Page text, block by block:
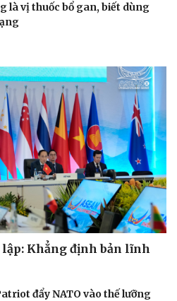
Podcast
Kể chuyện cho bé
Hạt giống tâm hồn
là vị thuốc bổ gan, biết dùng
lập: Khẳng định bản lĩnh
đẩy NATO vào thế lưỡng